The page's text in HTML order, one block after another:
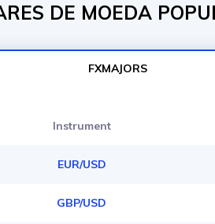
DE MOEDA
FXMAJORS
Instrument
EUR/USD
GBP/USD